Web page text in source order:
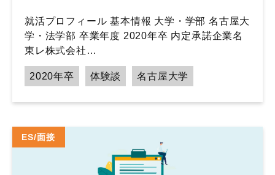
就活プロフィール 基本情報 大学・学部 名古屋大
学・法学部 卒業年度 2020年卒 内定承諾企業名
東レ株式会社…
2020年卒 体験談 名古屋大学
ES/面接